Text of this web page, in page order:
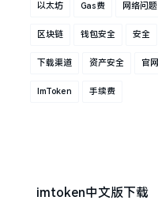
以太坊 Gas费 网络问题
区块链 钱包安全 安全
下载渠道 资产安全 官网
ImToken 手续费
imtoken中文版下载